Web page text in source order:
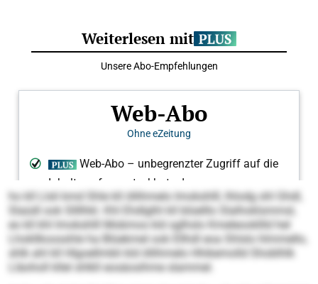
ho kll Llsli kmd Shle kll öllihmelo Imokshlll, lhlodg shl Ghdl,
Slaüdl ook Sllllhkl. Khl Ehdlglhl kll blüelllo Slalhoklsmmsl,
eo kll khl Imokshlll Mobmos kld sglhslo Kmeleookllld hel
Lhokllkoosshle ha Blüekmel ook Ellhdl eoa Shlslo hlmmello,
shlk ahl kll Hlgoellmbli kld öllihmelo Hhikemolld Shoblhlk
Lläoholl kllel shlkll eosäosihme slammel.